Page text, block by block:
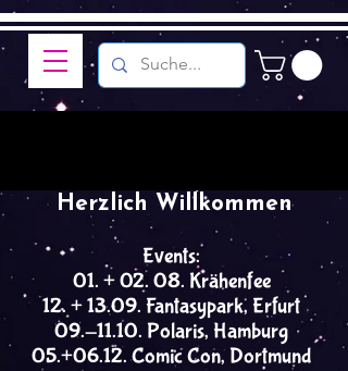
Events:
01. + 02. 08. Krähenfee
12. + 13.09. Fantasypark, Erfurt
09.-11.10. Polaris, Hamburg
05.+06.12. Comic Con, Dortmund
Herzlich Willkommen